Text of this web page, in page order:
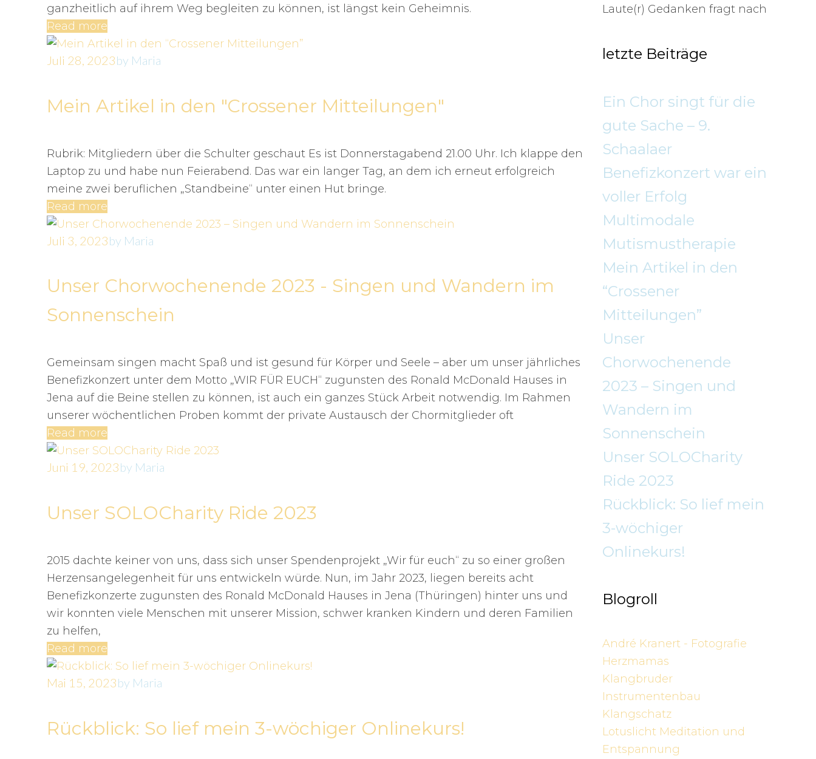
ganzheitlich auf ihrem Weg begleiten zu können, ist längst kein Geheimnis.
Read more
Juli 28, 2023by Maria
Mein Artikel in den "Crossener Mitteilungen"
Rubrik: Mitgliedern über die Schulter geschaut Es ist Donnerstagabend 21.00 Uhr. Ich klappe den
Laptop zu und habe nun Feierabend. Das war ein langer Tag, an dem ich erneut erfolgreich
meine zwei beruflichen „Standbeine“ unter einen Hut bringe.
Read more
Juli 3, 2023by Maria
Unser Chorwochenende 2023 - Singen und Wandern im
Sonnenschein
Gemeinsam singen macht Spaß und ist gesund für Körper und Seele – aber um unser jährliches
Benefizkonzert unter dem Motto „WIR FÜR EUCH“ zugunsten des Ronald McDonald Hauses in
Jena auf die Beine stellen zu können, ist auch ein ganzes Stück Arbeit notwendig. Im Rahmen
unserer wöchentlichen Proben kommt der private Austausch der Chormitglieder oft
Read more
Juni 19, 2023by Maria
Unser SOLOCharity Ride 2023
2015 dachte keiner von uns, dass sich unser Spendenprojekt „Wir für euch“ zu so einer großen
Herzensangelegenheit für uns entwickeln würde. Nun, im Jahr 2023, liegen bereits acht
Benefizkonzerte zugunsten des Ronald McDonald Hauses in Jena (Thüringen) hinter uns und
wir konnten viele Menschen mit unserer Mission, schwer kranken Kindern und deren Familien
zu helfen,
Read more
Mai 15, 2023by Maria
Rückblick: So lief mein 3-wöchiger Onlinekurs!
Laute(r) Gedanken fragt nach
letzte Beiträge
Ein Chor singt für die
gute Sache – 9.
Schaalaer
Benefizkonzert war ein
voller Erfolg
Multimodale
Mutismustherapie
Mein Artikel in den
“Crossener
Mitteilungen”
Unser
Chorwochenende
2023 – Singen und
Wandern im
Sonnenschein
Unser SOLOCharity
Ride 2023
Rückblick: So lief mein
3-wöchiger
Onlinekurs!
Blogroll
André Kranert - Fotografie
Herzmamas
Klangbruder
Instrumentenbau
Klangschatz
Lotuslicht Meditation und
Entspannung